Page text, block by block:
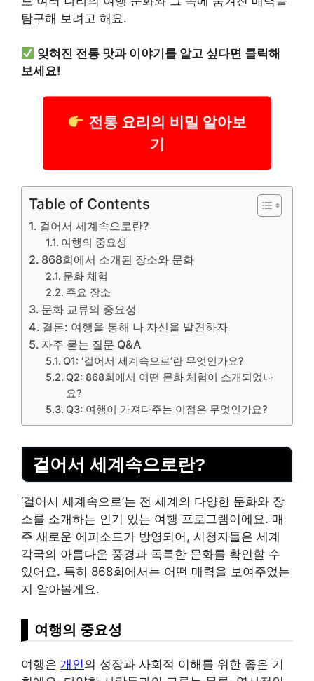
탐구해 보려고 해요.
잊혀진 전통 맛과 이야기를 알고 싶다면 클릭해
보세요!
전통 요리의 비밀 알아보
기
Table of Contents
걸어서 세계속으로란?
여행의 중요성
868회에서 소개된 장소와 문화
문화 체험
주요 장소
문화 교류의 중요성
결론: 여행을 통해 나 자신을 발견하자
자주 묻는 질문 Q&A
Q1: ‘걸어서 세계속으로’란 무엇인가요?
Q2: 868회에서 어떤 문화 체험이 소개되었나
요?
Q3: 여행이 가져다주는 이점은 무엇인가요?
걸어서 세계속으로란?
‘걸어서 세계속으로’는 전 세계의 다양한 문화와 장
소를 소개하는 인기 있는 여행 프로그램이에요. 매
주 새로운 에피소드가 방영되어, 시청자들은 세계
각국의 아름다운 풍경과 독특한 문화를 확인할 수
있어요. 특히 868회에서는 어떤 매력을 보여주었는
지 알아볼게요.
여행의 중요성
여행은 개인의 성장과 사회적 이해를 위한 좋은 기